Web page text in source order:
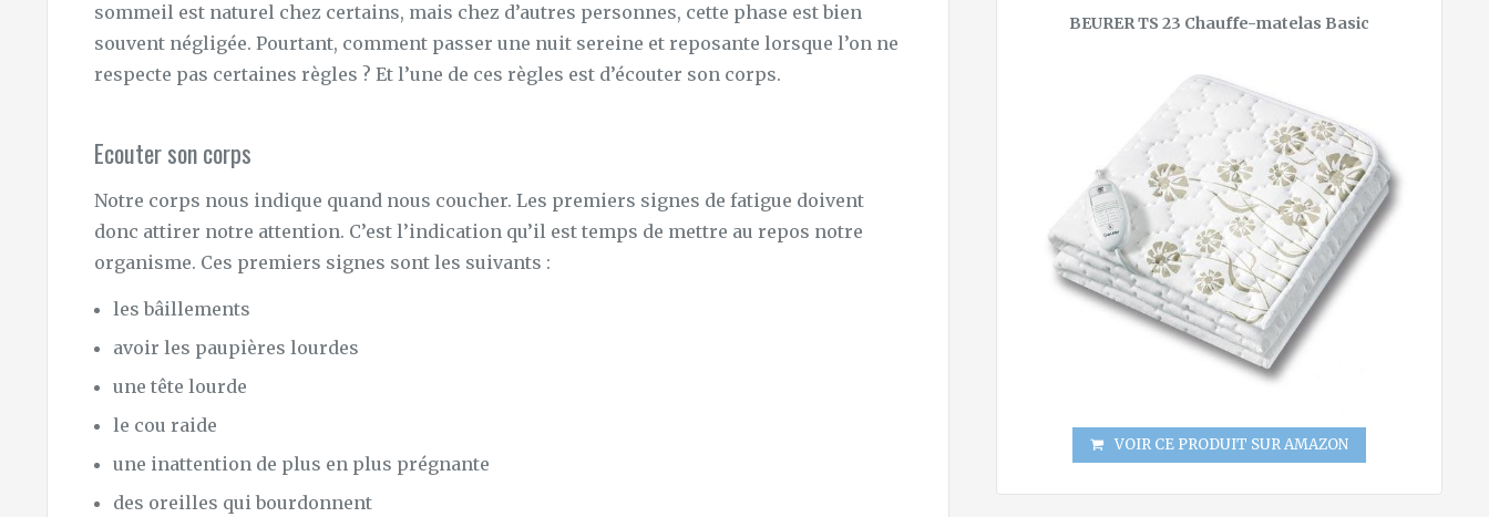
sommeil est naturel chez certains, mais chez d’autres personnes, cette phase est bien
souvent négligée. Pourtant, comment passer une nuit sereine et reposante lorsque l’on ne
respecte pas certaines règles ? Et l’une de ces règles est d’écouter son corps.
Ecouter son corps
Notre corps nous indique quand nous coucher. Les premiers signes de fatigue doivent
donc attirer notre attention. C’est l’indication qu’il est temps de mettre au repos notre
organisme. Ces premiers signes sont les suivants :
les bâillements
avoir les paupières lourdes
une tête lourde
le cou raide
une inattention de plus en plus prégnante
des oreilles qui bourdonnent
BEURER TS 23 Chauffe-matelas Basic
VOIR CE PRODUIT SUR AMAZON